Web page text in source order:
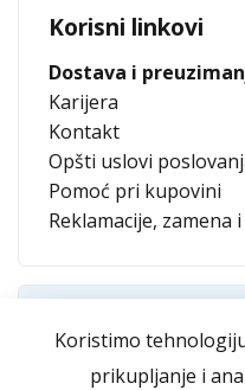
Korisni linkovi
Dostava i
Karijera
Kontakt
Opšti uslovi
Pomoć pri kupovini
Reklamacije, zamena
Koristimo
prikupljanje i